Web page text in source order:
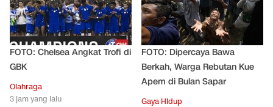
FOTO: Chelsea Angkat Trofi di
GBK
Olahraga
3 jam yang lalu
FOTO: Dipercaya Bawa
Berkah, Warga Rebutan Kue
Apem di Bulan Sapar
Gaya Hidup